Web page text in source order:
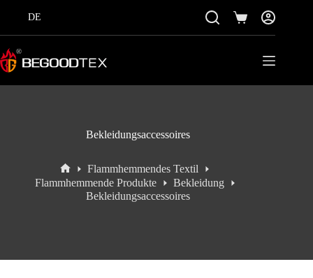
DE Einkaufswagen
Bekleidungsaccessoires
Startseite
Flammhemmendes Textil
Flammhemmende Produkte
Bekleidung
Bekleidungsaccessoires